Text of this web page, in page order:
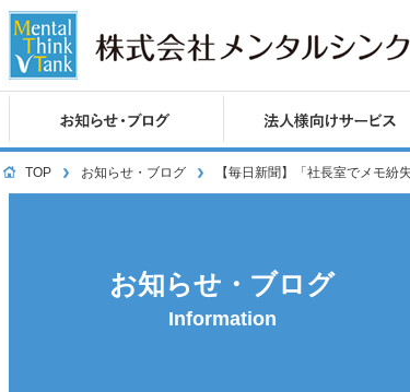
TOP お知らせ・ブログ 【毎日新聞】「社長室でメモ紛
お知らせ・ブログ
Information